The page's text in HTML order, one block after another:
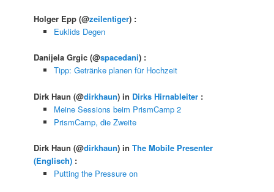
Holger Epp(@zeilentiger) :
Euklids Degen
Danijela Grgic(@spacedani) :
Tipp: Getränke planen für Hochzeit
Dirk Haun(@dirkhaun) in Dirks Hirnableiter :
Meine Sessions beim PrismCamp 2
PrismCamp, die Zweite
Dirk Haun(@dirkhaun) inThe Mobile Presenter
(Englisch) :
Putting the Pressure on